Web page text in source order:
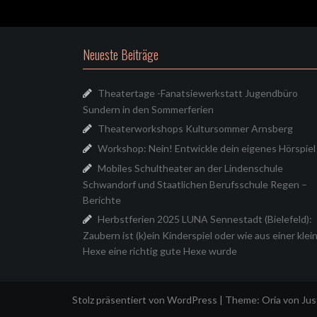
Neueste Beiträge
Theatertage -Fanatsiewerkstatt Jugendbüro
Sundern in den Sommerferien
Theaterworkshops Kultursommer Arnsberg
Workshop: Nein! Entwickle dein eigenes Hörspiel
Mobiles Schultheater an der Lindenschule
Schwandorf und Staatlichen Berufsschule Regen –
Berichte
Herbstferien 2025 LUNA Sennestadt (Bielefeld):
Zaubern ist (k)ein Kinderspiel oder wie aus einer
Hexe eine richtig gute Hexe wurde
Stolz präsentiert von WordPress | Theme: Oria von